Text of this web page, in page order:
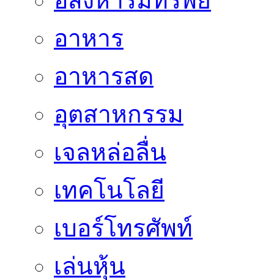
อาหาร
อาหารสด
อุตสาหกรรม
เจลหล่อลื่น
เทคโนโลยี
เบอร์โทรศัพท์
เล่นหุ้น